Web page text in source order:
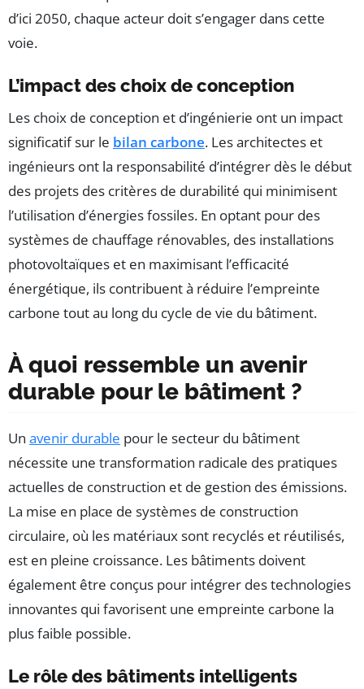
d’ici 2050, chaque acteur doit s’engager dans cette
voie.
L’impact des choix de conception
Les choix de conception et d’ingénierie ont un impact
significatif sur le bilan carbone. Les architectes et
ingénieurs ont la responsabilité d’intégrer dès le début
des projets des critères de durabilité qui minimisent
l’utilisation d’énergies fossiles. En optant pour des
systèmes de chauffage rénovables, des installations
photovoltaïques et en maximisant l’efficacité
énergétique, ils contribuent à réduire l’empreinte
carbone tout au long du cycle de vie du bâtiment.
À quoi ressemble un avenir
durable pour le bâtiment ?
Un avenir durable pour le secteur du bâtiment
nécessite une transformation radicale des pratiques
actuelles de construction et de gestion des émissions.
La mise en place de systèmes de construction
circulaire, où les matériaux sont recyclés et réutilisés,
est en pleine croissance. Les bâtiments doivent
également être conçus pour intégrer des technologies
innovantes qui favorisent une empreinte carbone la
plus faible possible.
Le rôle des bâtiments intelligents